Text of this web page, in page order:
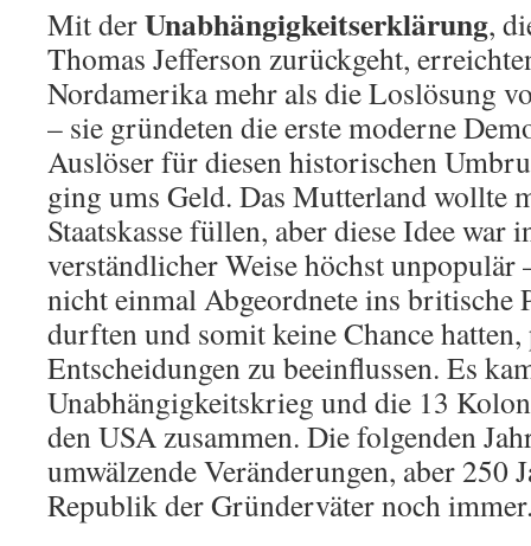
Mit derUnabhängigkeitserklärung,
Thomas Jefferson zurückgeht,
Nordamerika mehr als die Loslösung
– sie gründeten die erste moderne
Auslöser für diesen historischen
ging ums Geld. Das Mutterland wollte
Staatskasse füllen, aber diese Idee war
verständlicher Weise höchst
nicht einmal Abgeordnete ins britische
durften und somit keine Chance
Entscheidungen zu beeinflussen. Es
Unabhängigkeitskrieg und die 13
den USA zusammen. Die folgenden
umwälzende Veränderungen, aber 250
Republik der Gründerväter noch